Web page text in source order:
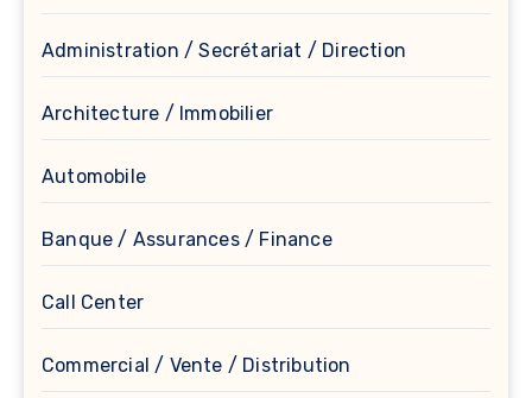
Administration / Secrétariat / Direction
Architecture / Immobilier
Automobile
Banque / Assurances / Finance
Call Center
Commercial / Vente / Distribution